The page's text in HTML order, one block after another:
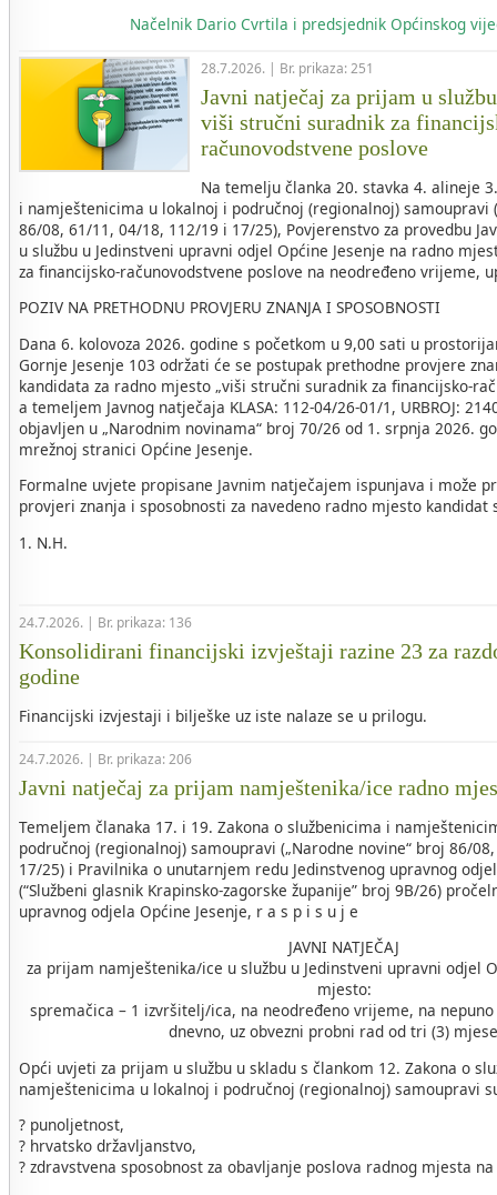
Načelnik Dario Cvrtila i predsjednik Općinskog
28.7.2026. | Br. prikaza: 251
Javni natječaj za prijam u
viši stručni suradnik za
računovodstvene poslove
Na temelju članka 20. stavka 4. alineje
i namještenicima u lokalnoj i područnoj (regionalnoj) samoupravi
86/08, 61/11, 04/18, 112/19 i 17/25), Povjerenstvo za provedbu
u službu u Jedinstveni upravni odjel Općine Jesenje na radno
za financijsko-računovodstvene poslove na neodređeno vrijeme,
POZIV NA PRETHODNU PROVJERU ZNANJA I SPOSOBNOSTI
Dana 6. kolovoza 2026. godine s početkom u 9,00 sati u
Gornje Jesenje 103 održati će se postupak prethodne provjere
kandidata za radno mjesto „viši stručni suradnik za financijsko-
a temeljem Javnog natječaja KLASA: 112-04/26-01/1, URBROJ:
objavljen u „Narodnim novinama“ broj 70/26 od 1. srpnja 2026.
mrežnoj stranici Općine Jesenje.
Formalne uvjete propisane Javnim natječajem ispunjava i može
provjeri znanja i sposobnosti za navedeno radno mjesto
1. N.H.
24.7.2026. | Br. prikaza: 136
Konsolidirani financijski izvještaji razine 23 za
godine
Financijski izvjestaji i bilješke uz iste nalaze se u prilogu.
24.7.2026. | Br. prikaza: 206
Javni natječaj za prijam namještenika/ice radno
Temeljem članaka 17. i 19. Zakona o službenicima i
područnoj (regionalnoj) samoupravi („Narodne novine“ broj 86/
17/25) i Pravilnika o unutarnjem redu Jedinstvenog upravnog
(“Službeni glasnik Krapinsko-zagorske županije” broj 9B/26)
upravnog odjela Općine Jesenje, r a s p i s u j e
JAVNI NATJEČAJ
za prijam namještenika/ice u službu u Jedinstveni upravni odjel
mjesto:
spremačica – 1 izvršitelj/ica, na neodređeno vrijeme, na
dnevno, uz obvezni probni rad od tri (3)
Opći uvjeti za prijam u službu u skladu s člankom 12. Zakona o
namještenicima u lokalnoj i područnoj (regionalnoj) samoupravi
? punoljetnost,
? hrvatsko državljanstvo,
? zdravstvena sposobnost za obavljanje poslova radnog mjesta